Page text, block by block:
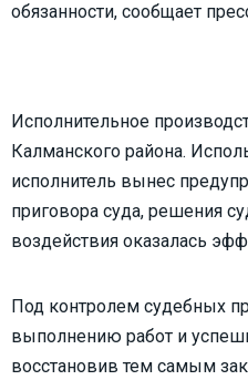
обязанности, сообщает
Исполнительное
Калманского района.
исполнитель вынес
приговора суда, решения
воздействия оказалась
Под контролем судебных
выполнению работ и
восстановив тем самым